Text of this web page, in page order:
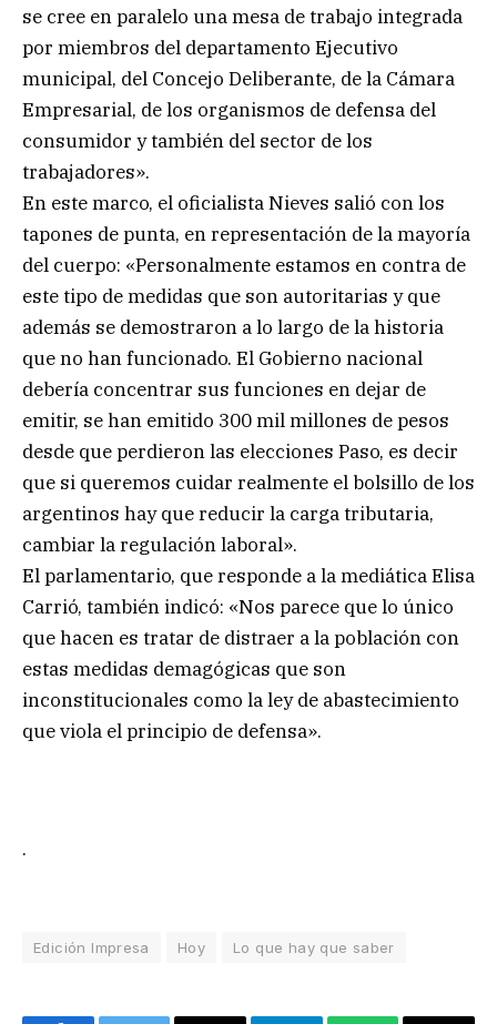
se cree en paralelo una mesa de trabajo integrada
por miembros del departamento Ejecutivo
municipal, del Concejo Deliberante, de la Cámara
Empresarial, de los organismos de defensa del
consumidor y también del sector de los
trabajadores».
En este marco, el oficialista Nieves salió con los
tapones de punta, en representación de la mayoría
del cuerpo: «Personalmente estamos en contra de
este tipo de medidas que son autoritarias y que
además se demostraron a lo largo de la historia
que no han funcionado. El Gobierno nacional
debería concentrar sus funciones en dejar de
emitir, se han emitido 300 mil millones de pesos
desde que perdieron las elecciones Paso, es decir
que si queremos cuidar realmente el bolsillo de los
argentinos hay que reducir la carga tributaria,
cambiar la regulación laboral».
El parlamentario, que responde a la mediática Elisa
Carrió, también indicó: «Nos parece que lo único
que hacen es tratar de distraer a la población con
estas medidas demagógicas que son
inconstitucionales como la ley de abastecimiento
que viola el principio de defensa».
.
Edición Impresa Hoy Lo que hay que saber